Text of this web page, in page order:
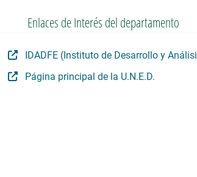
Enlaces de Interés del departamento
IDADFE (Instituto de Desarrollo y
Página principal de la U.N.E.D.